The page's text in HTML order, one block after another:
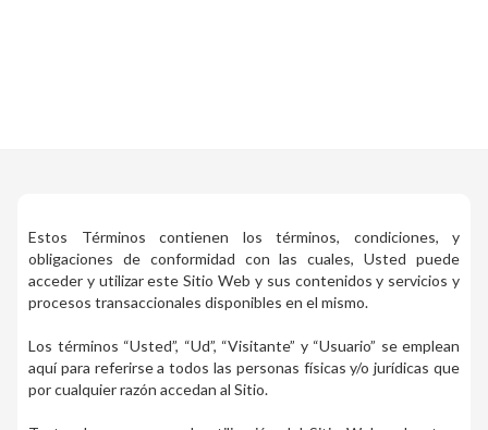
Estos Términos contienen los términos, condiciones, y
obligaciones de conformidad con las cuales, Usted puede
acceder y utilizar este Sitio Web y sus contenidos y servicios y
procesos transaccionales disponibles en el mismo.
Los términos “Usted”, “Ud”, “Visitante” y “Usuario” se emplean
aquí para referirse a todos las personas físicas y/o jurídicas que
por cualquier razón accedan al Sitio.